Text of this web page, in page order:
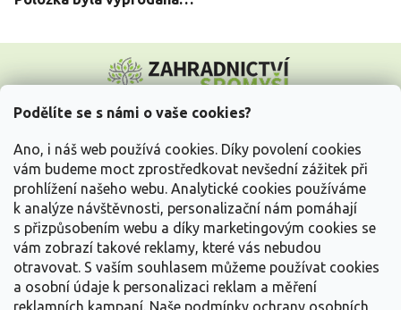
Podělíte se s námi o vaše cookies?
Ano, i náš web používá cookies. Díky povolení cookies
vám budeme moct zprostředkovat nevšední zážitek při
prohlížení našeho webu. Analytické cookies používáme
k analýze návštěvnosti, personalizační nám pomáhají
s přizpůsobením webu a díky marketingovým cookies se
vám zobrazí takové reklamy, které vás nebudou
otravovat. S vaším souhlasem můžeme používat cookies
a osobní údaje k personalizaci reklam a měření
reklamních kampaní. Naše podmínky ochrany osobních
p
Vše o nákupu
Informace pro Vás
Kontakujte nás